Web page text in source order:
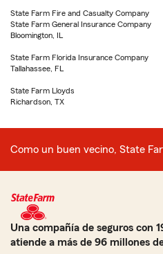
State Farm Fire and Casualty Company
State Farm General Insurance Company
Bloomington, IL
State Farm Florida Insurance Company
Tallahassee, FL
State Farm Lloyds
Richardson, TX
Como un buen vecino, State
Una compañía de seguros con
atiende a más de 96 millones